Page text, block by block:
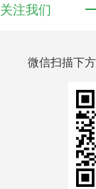
关注我们
微信扫描下